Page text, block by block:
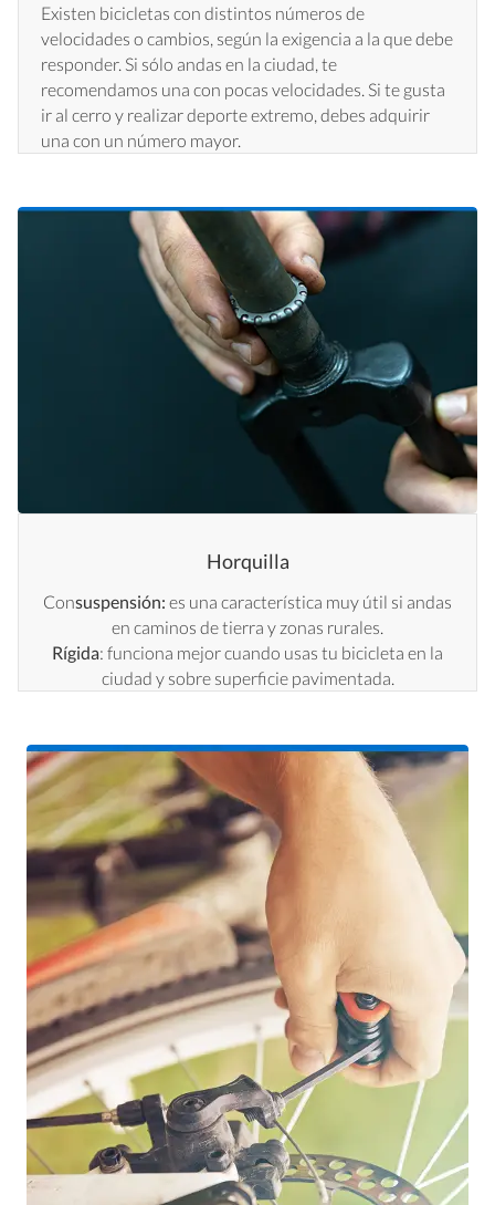
Existen bicicletas con distintos números de
velocidades o cambios, según la exigencia a la que debe
responder. Si sólo andas en la ciudad, te
recomendamos una con pocas velocidades. Si te gusta
ir al cerro y realizar deporte extremo, debes adquirir
una con un número mayor.
Horquilla
Consuspensión: es una característica muy útil si andas
en caminos de tierra y zonas rurales.
Rígida: funciona mejor cuando usas tu bicicleta en la
ciudad y sobre superficie pavimentada.